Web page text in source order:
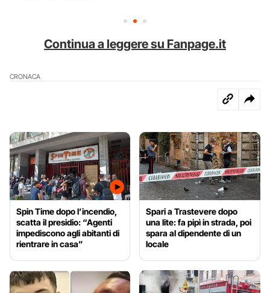
Continua a leggere su Fanpage.it
CRONACA
Spin Time dopo l’incendio,
scatta il presidio: “Agenti
impediscono agli abitanti di
rientrare in casa”
Spari a Trastevere dopo
una lite: fa pipì in strada, poi
spara al dipendente di un
locale